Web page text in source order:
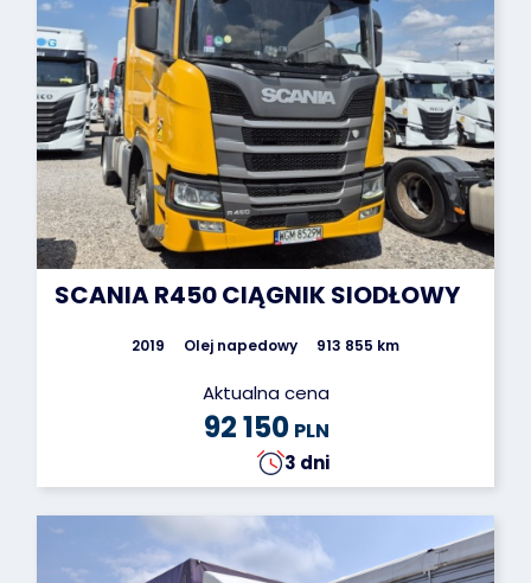
SCANIA R450 CIĄGNIK SIODŁOWY
2019 Olej napedowy 913 855 km
Aktualna cena
92 150 PLN
3 dni